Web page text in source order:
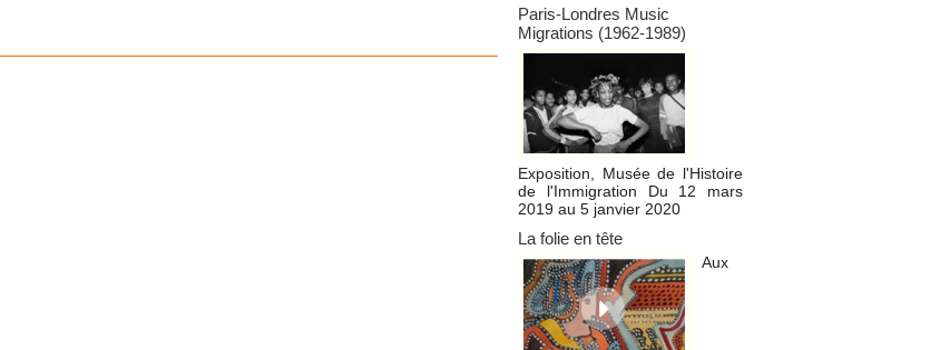
Paris-Londres Music
Migrations (1962-1989)
Exposition, Musée de l'Histoire
de l'Immigration Du 12 mars
2019 au 5 janvier 2020
La folie en tête
Aux